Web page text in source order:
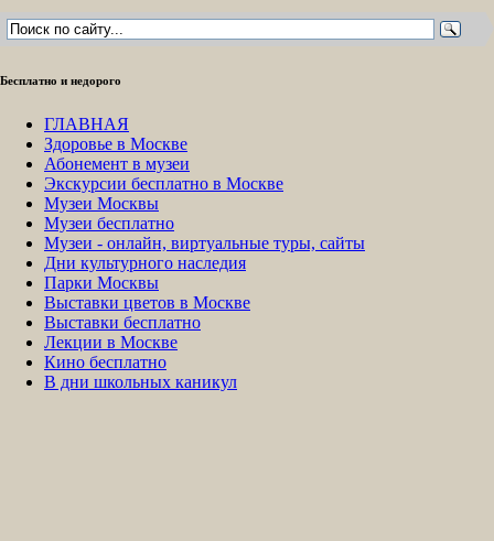
Бесплатно и недорого
ГЛАВНАЯ
Здоровье в Москве
Абонемент в музеи
Экскурсии бесплатно в Москве
Музеи Москвы
Музеи бесплатно
Музеи - онлайн, виртуальные туры, сайты
Дни культурного наследия
Парки Москвы
Выставки цветов в Москве
Выставки бесплатно
Лекции в Москве
Кино бесплатно
В дни школьных каникул